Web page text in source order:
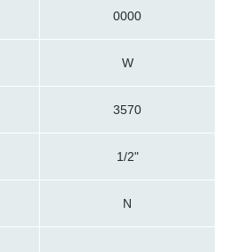
0000
W
3570
1/2"
N